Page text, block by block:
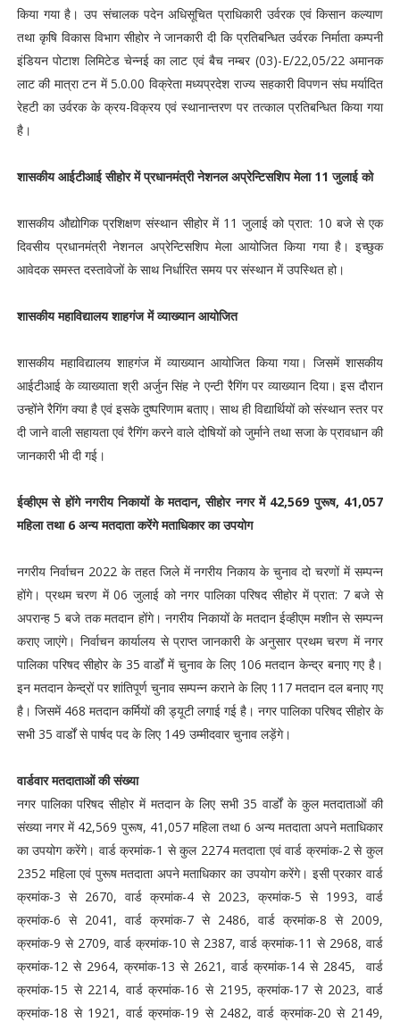
किया गया है। उप संचालक पदेन अधिसूचित प्राधिकारी उर्वरक एवं किसान कल्याण
तथा कृषि विकास विभाग सीहोर ने जानकारी दी कि प्रतिबन्धित उर्वरक निर्माता कम्पनी
इंडियन पोटाश लिमिटेड चेन्नई का लाट एवं बैच नम्बर (03)-E/22,05/22 अमानक
लाट की मात्रा टन में 5.0.00 विक्रेता मध्यप्रदेश राज्य सहकारी विपणन संघ मर्यादित
रेहटी का उर्वरक के क्रय-विक्रय एवं स्थानान्तरण पर तत्काल प्रतिबन्धित किया गया
है।
शासकीय आईटीआई सीहोर में प्रधानमंत्री नेशनल अप्रेन्टिसशिप मेला 11 जुलाई को
शासकीय औद्योगिक प्रशिक्षण संस्थान सीहोर में 11 जुलाई को प्रात: 10 बजे से एक
दिवसीय प्रधानमंत्री नेशनल अप्रेन्टिसशिप मेला आयोजित किया गया है। इच्छुक
आवेदक समस्त दस्तावेजों के साथ निर्धारित समय पर संस्थान में उपस्थित हो।
शासकीय महाविद्यालय शाहगंज में व्याख्यान आयोजित
शासकीय महाविद्यालय शाहगंज में व्याख्यान आयोजित किया गया। जिसमें शासकीय
आईटीआई के व्याख्याता श्री अर्जुन सिंह ने एन्टी रैगिंग पर व्याख्यान दिया। इस दौरान
उन्होंने रैगिंग क्या है एवं इसके दुष्परिणाम बताए। साथ ही विद्यार्थियों को संस्थान स्तर पर
दी जाने वाली सहायता एवं रैगिंग करने वाले दोषियों को जुर्माने तथा सजा के प्रावधान की
जानकारी भी दी गई।
ईव्हीएम से होंगे नगरीय निकायों के मतदान, सीहोर नगर में 42,569 पुरूष, 41,057
महिला तथा 6 अन्य मतदाता करेंगे मताधिकार का उपयोग
नगरीय निर्वाचन 2022 के तहत जिले में नगरीय निकाय के चुनाव दो चरणों में सम्पन्न
होंगे। प्रथम चरण में 06 जुलाई को नगर पालिका परिषद सीहोर में प्रात: 7 बजे से
अपरान्ह 5 बजे तक मतदान होंगे। नगरीय निकायों के मतदान ईव्हीएम मशीन से सम्पन्न
कराए जाएंगे। निर्वाचन कार्यालय से प्राप्त जानकारी के अनुसार प्रथम चरण में नगर
पालिका परिषद सीहोर के 35 वार्डों में चुनाव के लिए 106 मतदान केन्द्र बनाए गए है।
इन मतदान केन्द्रों पर शांतिपूर्ण चुनाव सम्पन्न कराने के लिए 117 मतदान दल बनाए गए
है। जिसमें 468 मतदान कर्मियों की ड्यूटी लगाई गई है। नगर पालिका परिषद सीहोर के
सभी 35 वार्डों से पार्षद पद के लिए 149 उम्मीदवार चुनाव लड़ेंगे।
वार्डवार मतदाताओं की संख्या
नगर पालिका परिषद सीहोर में मतदान के लिए सभी 35 वार्डों के कुल मतदाताओं की
संख्या नगर में 42,569 पुरूष, 41,057 महिला तथा 6 अन्य मतदाता अपने मताधिकार
का उपयोग करेंगे। वार्ड क्रमांक-1 से कुल 2274 मतदाता एवं वार्ड क्रमांक-2 से कुल
2352 महिला एवं पुरूष मतदाता अपने मताधिकार का उपयोग करेंगे। इसी प्रकार वार्ड
क्रमांक-3 से 2670, वार्ड क्रमांक-4 से 2023, क्रमांक-5 से 1993, वार्ड
क्रमांक-6 से 2041, वार्ड क्रमांक-7 से 2486, वार्ड क्रमांक-8 से 2009,
क्रमांक-9 से 2709, वार्ड क्रमांक-10 से 2387, वार्ड क्रमांक-11 से 2968, वार्ड
क्रमांक-12 से 2964, क्रमांक-13 से 2621, वार्ड क्रमांक-14 से 2845, वार्ड
क्रमांक-15 से 2214, वार्ड क्रमांक-16 से 2195, क्रमांक-17 से 2023, वार्ड
क्रमांक-18 से 1921, वार्ड क्रमांक-19 से 2482, वार्ड क्रमांक-20 से 2149,